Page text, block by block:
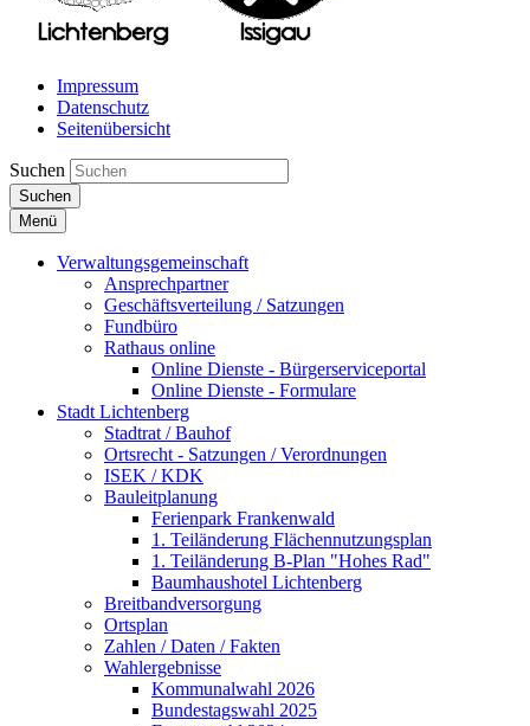
Impressum
Datenschutz
Seitenübersicht
Suchen
Suchen
Menü
Verwaltungsgemeinschaft
Ansprechpartner
Geschäftsverteilung / Satzungen
Fundbüro
Rathaus online
Online Dienste - Bürgerserviceportal
Online Dienste - Formulare
Stadt Lichtenberg
Stadtrat / Bauhof
Ortsrecht - Satzungen / Verordnungen
ISEK / KDK
Bauleitplanung
Ferienpark Frankenwald
1. Teiländerung Flächennutzungsplan
1. Teiländerung B-Plan "Hohes Rad"
Baumhaushotel Lichtenberg
Breitbandversorgung
Ortsplan
Zahlen / Daten / Fakten
Wahlergebnisse
Kommunalwahl 2026
Bundestagswahl 2025